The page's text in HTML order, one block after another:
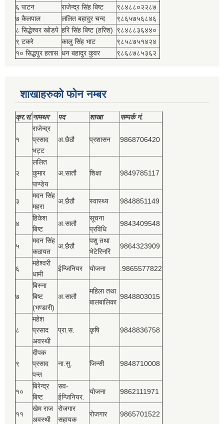
६ पाटन राजेन्द्र सिंह बिष्‍ट
९८४८८०२२८७
७ कैलपाल
ललित बहादुर चन्द
९८६५७५६८४६
८ सिद्धेश्‍वर खोडपे हरि सिंह बिष्‍ट (हरिश) ९८४८८३६४४०
९ टकरे
कालु सिंह भाट
९८५८७५१४२४
१० सिद्धपुर हतास धन बहादुर कुवर ९८६८७८५३६२
शाखाहरुको फोन नम्बर
क्र.सं.नामथर पद शाखा सम्‍पर्क नं.
१
राजेन्द्र
प्रसाद
भट्ट
अ.छैठौ प्रशासन 9868706420
२
ललित
कुमार
पाण्डेय
अ.सातौ शिक्षा 9849785117
३
मदन सिंह
महरा
अ.छैठौ स्वास्थ्य 9848851149
४
हिकेश
बिष्‍ट
अ.सातौ
सूचना
प्रविधि
9843409548
५
मदन सिंह
कठायत
अ.छैठौ
पशु तथा
भेटेरिनरि
9864323909
६
महेश्‍वरी
धामी
ईन्जिनियर योजना .9865577822
७
बिस्‍ना
बिष्‍ट
(भण्डारी)
अ.सातौ
महिला तथा
बालबालिका
9848803015
८
महेश
प्रसाद
अवस्थी
प्रा.स. कृषि 9848836758
९
दीपक
प्रसाद
पन्त
ना.सु. जिन्सी 9848710008
१०
बिरेन्द्र
बिष्‍ट
सव-
ईन्जिनियर.
योजना 9862111971
११
खेम राज
अवस्थी
रोजगार
सहायक
रोजगार 9865701522